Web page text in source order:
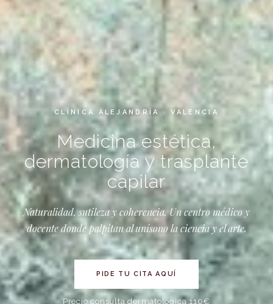
CLÍNICA ALEJANDRÍA · VALENCIA
Medicina estética,
dermatología y trasplante
capilar
Naturalidad, sutileza y coherencia. Un centro médico y
docente donde palpitan al unísono la ciencia y el arte.
PIDE TU CITA AQUÍ
Precio consulta dermatológica 110€